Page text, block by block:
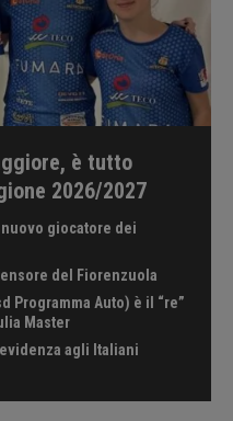
è tutto
2026/2027
giocatore dei
del Fiorenzuola
Programma Auto) è il “re”
Master
agli Italiani